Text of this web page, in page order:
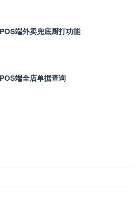
端外卖兜底厨打功能
端全店单据查询